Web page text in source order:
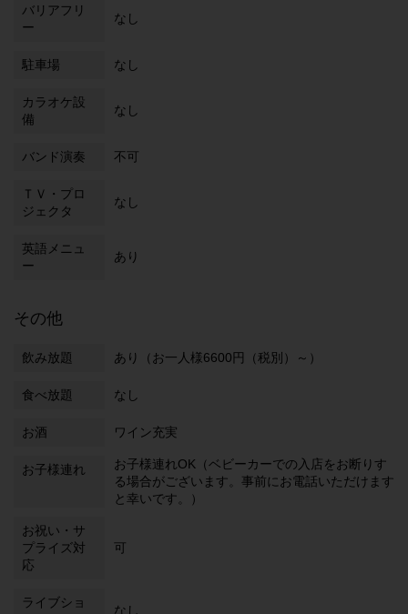
バリアフリ
ー
なし
駐車場 なし
カラオケ設
備
なし
バンド演奏 不可
ＴＶ・プロ
ジェクタ
なし
英語メニュ
ー
あり
その他
飲み放題 あり（お一人様6600円（税別）～）
食べ放題 なし
お酒 ワイン充実
お子様連れ
お子様連れOK（ベビーカーでの入店をお断りす
る場合がございます。事前にお電話いただけます
と幸いです。）
お祝い・サ
プライズ対
応
可
ライブショ
なし